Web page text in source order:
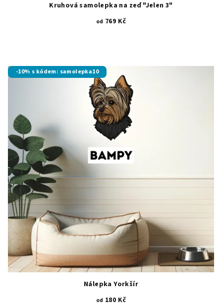
Kruhová samolepka na zeď "Jelen 3"
od 769 Kč
-10% s kódem: samolepka10
Nálepka Yorkšír
od 180 Kč